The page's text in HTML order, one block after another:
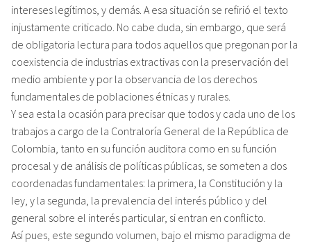
intereses legítimos, y demás. A esa situación se refirió el texto
injustamente criticado. No cabe duda, sin embargo, que será
de obligatoria lectura para todos aquellos que pregonan por la
coexistencia de industrias extractivas con la preservación del
medio ambiente y por la observancia de los derechos
fundamentales de poblaciones étnicas y rurales.
Y sea esta la ocasión para precisar que todos y cada uno de los
trabajos a cargo de la Contraloría General de la República de
Colombia, tanto en su función auditora como en su función
procesal y de análisis de políticas públicas, se someten a dos
coordenadas fundamentales: la primera, la Constitución y la
ley, y la segunda, la prevalencia del interés público y del
general sobre el interés particular, si entran en conflicto.
Así pues, este segundo volumen, bajo el mismo paradigma de